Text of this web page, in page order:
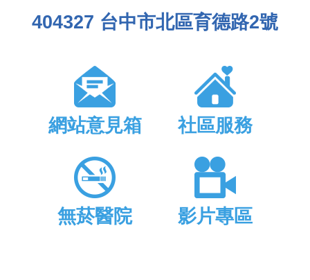
404327 台中市北區育德路2號
網站意見箱 社區服務
無菸醫院 影片專區